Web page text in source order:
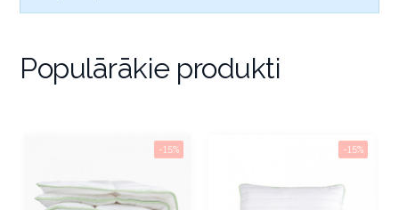
Populārākie produkti
-15% -15%